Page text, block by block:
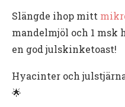
Slängde ihop mitt
mandelmjöl och 1 msk
en god julskinketoast!
Hyacinter och
🌟